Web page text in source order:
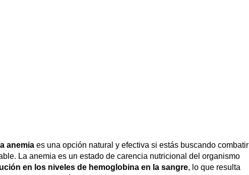
anemia es una opción natural y efectiva si estás buscando combatir
La anemia es un estado de carencia nutricional del organismo
en los niveles de hemoglobina en la sangre, lo que resulta